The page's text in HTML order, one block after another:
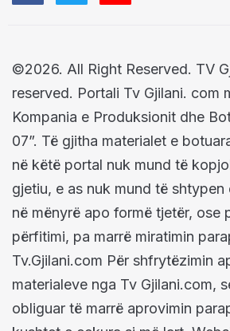
©2026. All Right Reserved. TV
reserved. Portali Tv Gjilani. com
Kompania e Produksionit dhe
07”. Të gjitha materialet e
në këtë portal nuk mund të
gjetiu, e as nuk mund të
në mënyrë apo formë tjetër, ose
përfitimi, pa marrë miratimin
Tv.Gjilani.com Për shfrytëzimin
materialeve nga Tv Gjilani.com,
obliguar të marrë aprovimin